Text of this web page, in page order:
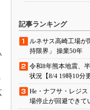
記事ランキング
ルネサス高崎工場が
持限界」 操業50年
令和8年熊本地震、
状況【8/4 19時10分
He・ナフサ・レジ
場停止が回避できて